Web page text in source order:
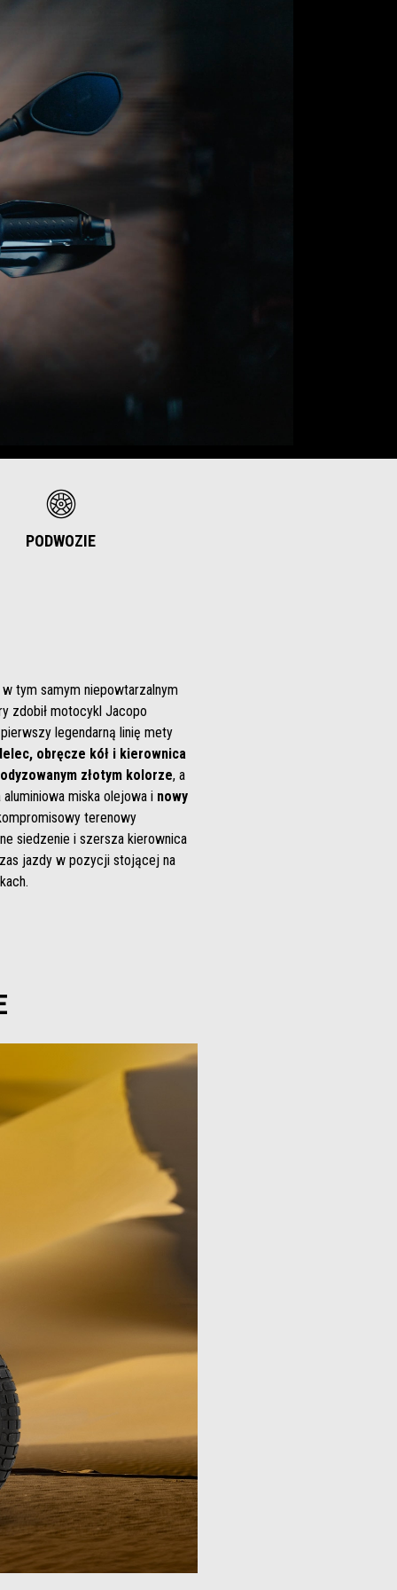
PODWOZIE
tym samym niepowtarzalnym
zdobił motocykl Jacopo
legendarną linię mety
obręcze kół i kierownica
złotym kolorze, a
miska olejowa i nowy
terenowy
siedzenie i szersza kierownica
jazdy w pozycji stojącej na
na
na
na
informacji na